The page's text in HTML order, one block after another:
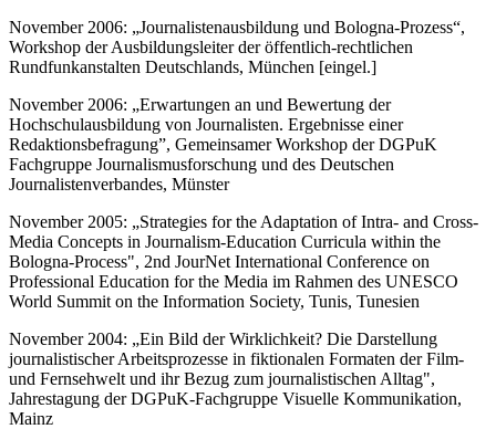
November 2006: „Journalistenausbildung und Bologna-Prozess“,
Workshop der Ausbildungsleiter der öffentlich-rechtlichen
Rundfunkanstalten Deutschlands, München [eingel.]
November 2006: „Erwartungen an und Bewertung der
Hochschulausbildung von Journalisten. Ergebnisse einer
Redaktionsbefragung”, Gemeinsamer Workshop der DGPuK
Fachgruppe Journalismusforschung und des Deutschen
Journalistenverbandes, Münster
November 2005: „Strategies for the Adaptation of Intra- and Cross-
Media Concepts in Journalism-Education Curricula within the
Bologna-Process", 2nd JourNet International Conference on
Professional Education for the Media im Rahmen des UNESCO
World Summit on the Information Society, Tunis, Tunesien
November 2004: „Ein Bild der Wirklichkeit? Die Darstellung
journalistischer Arbeitsprozesse in fiktionalen Formaten der Film-
und Fernsehwelt und ihr Bezug zum journalistischen Alltag",
Jahrestagung der DGPuK-Fachgruppe Visuelle Kommunikation,
Mainz